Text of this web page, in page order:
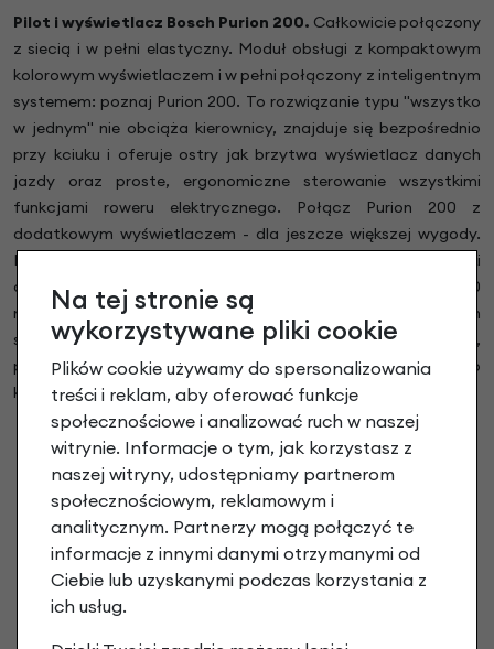
Pilot i wyświetlacz Bosch Purion 200. Całkowicie połączony
z siecią i w pełni elastyczny. Moduł obsługi z kompaktowym
kolorowym wyświetlaczem i w pełni połączony z inteligentnym
systemem: poznaj Purion 200. To rozwiązanie typu "wszystko
w jednym" nie obciąża kierownicy, znajduje się bezpośrednio
przy kciuku i oferuje ostry jak brzytwa wyświetlacz danych
jazdy oraz proste, ergonomiczne sterowanie wszystkimi
funkcjami roweru elektrycznego. Połącz Purion 200 z
dodatkowym wyświetlaczem - dla jeszcze większej wygody.
Kolorowy wyświetlacz 1,6 cala - Idealna czytelność dzięki
optymalnej rozdzielczości wyświetlacza. Purion 200
montowany jest po lewej stronie kierownicy, w bezpośrednim
sąsiedztwie kciuka. Dzięki zakrzywionemu kształtowi,
połączenie modułu obsługi i wyświetlacza idealnie pasuje do
kierownicy.
Na tej stronie są
wykorzystywane pliki cookie
Plików cookie używamy do spersonalizowania
treści i reklam, aby oferować funkcje
społecznościowe i analizować ruch w naszej
witrynie. Informacje o tym, jak korzystasz z
naszej witryny, udostępniamy partnerom
społecznościowym, reklamowym i
analitycznym. Partnerzy mogą połączyć te
informacje z innymi danymi otrzymanymi od
Ciebie lub uzyskanymi podczas korzystania z
ich usług.